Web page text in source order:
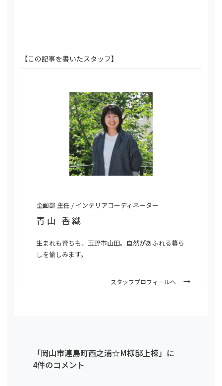
【この記事を書いたスタッフ】
企画部 主任 / インテリアコーディネーター
青山 香織
生まれも育ちも、玉野市山田。自然があふれる暮ら
しを愉しみます。
スタッフプロフィールへ
「岡山市連島町西之浦☆M様邸上棟」に
4件のコメント